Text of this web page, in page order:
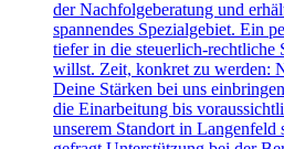
der Nachfolgeberatung und
spannendes Spezialgebiet. Ein
tiefer in die steuerlich-rechtliche
willst. Zeit, konkret zu werden:
Deine Stärken bei uns
die Einarbeitung bis
unserem Standort in